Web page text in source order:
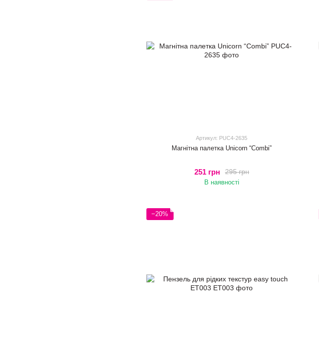
Артикул: PUC4-2635
Магнітна палетка Unicorn “Combi”
295 грн
251 грн
В наявності
−20%